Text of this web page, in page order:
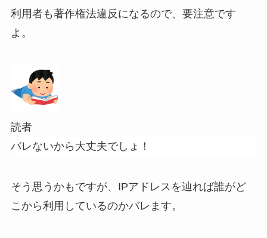
利用者も著作権法違反になるので、要注意です
よ。
読者
バレないから大丈夫でしょ！
そう思うかもですが、IPアドレスを辿れば誰がど
こから利用しているのかバレます。